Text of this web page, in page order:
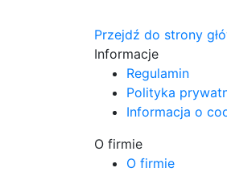
Przejdź do strony
Informacje
Regulamin
Polityka
Informacja o
O firmie
O firmie